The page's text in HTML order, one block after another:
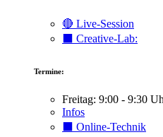
🔴 Live-Session
⬛️ Creative-Lab:
Termine:
Freitag: 9:00 - 9:30
Infos
⬛️ Online-Technik